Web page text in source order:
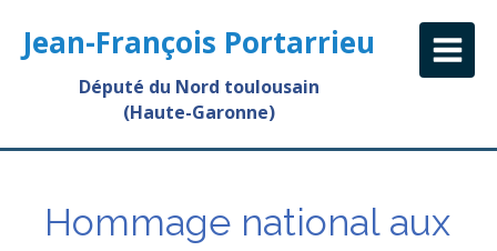
Jean-François Portarrieu
Député du Nord toulousain
(Haute-Garonne)
Hommage national aux